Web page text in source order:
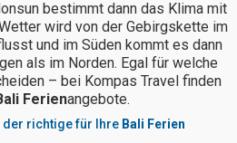
bestimmt dann das Klima mit
wird von der Gebirgskette im
und im Süden kommt es dann
als im Norden. Egal für welche
– bei Kompas Travel finden
Ferienangebote.
der richtige für Ihre Bali Ferien